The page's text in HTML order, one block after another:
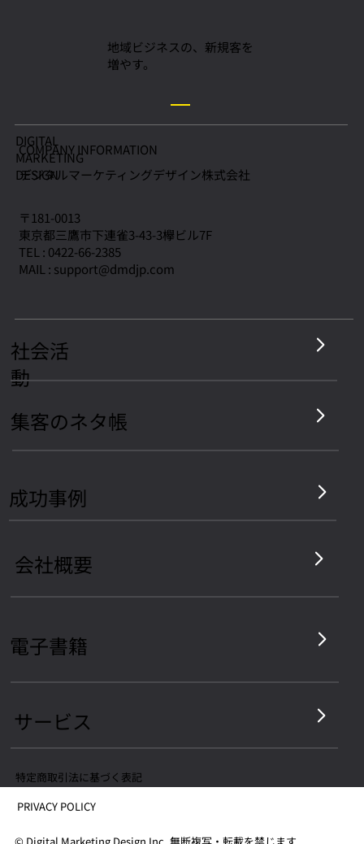
を獲得したインスタ運用を大公開【クラ
イアント様 限定・先行案内】
DIGITAL
MARKETING
​DESIGN
デジタルマーケティングデザイン株式会社
〒181-0013
東京都三鷹市下連雀3-43-3欅ビル7F
TEL : 0422-66-2385
MAIL : support@dmdjp.com
​特定商取引法に基づく表記
PRIVACY POLICY
COMPANY INFORMATION
地域ビジネスの、新規客を
増やす。
社会活
動
​成功事例
会社概要
集客のネタ帳
サービス
電子書籍